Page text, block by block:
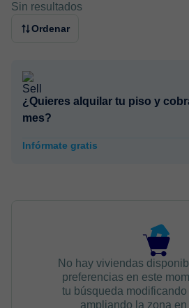
Sin resultados
Ordenar
¿Quieres alquilar tu piso y
mes?
Infórmate gratis
No hay viviendas
preferencias en este
tu búsqueda
ampliando la zona en